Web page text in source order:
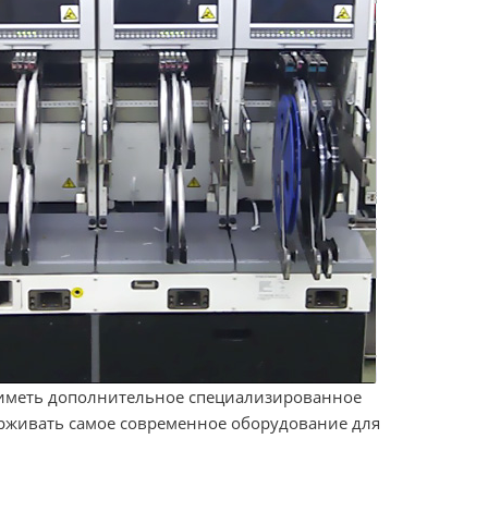
дополнительное специализированное
самое современное оборудование для